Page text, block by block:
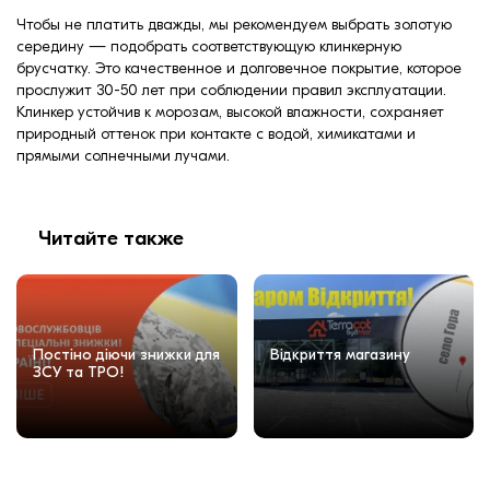
Чтобы не платить дважды, мы рекомендуем выбрать золотую
середину — подобрать соответствующую клинкерную
брусчатку. Это качественное и долговечное покрытие, которое
прослужит 30-50 лет при соблюдении правил эксплуатации.
Клинкер устойчив к морозам, высокой влажности, сохраняет
природный оттенок при контакте с водой, химикатами и
прямыми солнечными лучами.
Читайте также
Постіно діючи знижки для
ЗСУ та ТРО!
Відкриття магазину